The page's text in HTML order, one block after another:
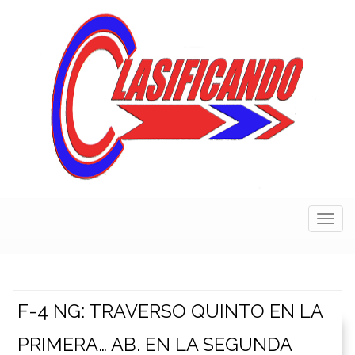
F-4 NG: TRAVERSO QUINTO EN LA
PRIMERA… AB. EN LA SEGUNDA